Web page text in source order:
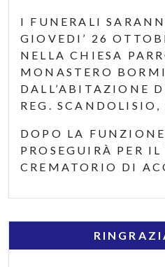
I FUNERALI
GIOVEDI’ 26
NELLA CHIESA
MONASTERO
DALL’ABITAZIONE
REG. SCANDOLISIO,
DOPO LA
PROSEGUIRÀ PER
CREMATORIO DI